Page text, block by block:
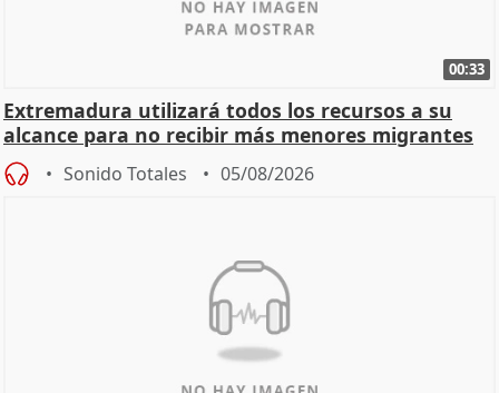
00:33
Extremadura utilizará todos los recursos a su
alcance para no recibir más menores migrantes
Sonido Totales 05/08/2026